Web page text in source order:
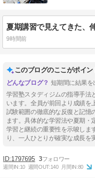
9時間前
このブログのここがポイン
短期間に結果
学習塾スタディジムの指導手法
います。全員が前回より成績を
試験範囲の徹底的な反復と記憶
ます。具体的な学習法や夏期・
学習と継続の重要性を示唆しま
り、一人ひとりが確実な成長を
1797695 3
週間IN:10 週間OUT:140 月間IN:80